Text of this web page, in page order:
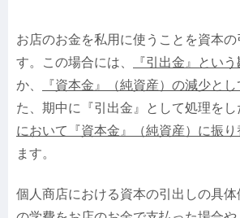
お店のお金を私用に使うことを資本の
す。この場合には、
『引出金 』とい
か、
『資本金』（純資産）の減少と
た、期中に『引出金』として処理をし
において『資本金』（純資産）に振り
ます。
個人商店における資本の引出しの具